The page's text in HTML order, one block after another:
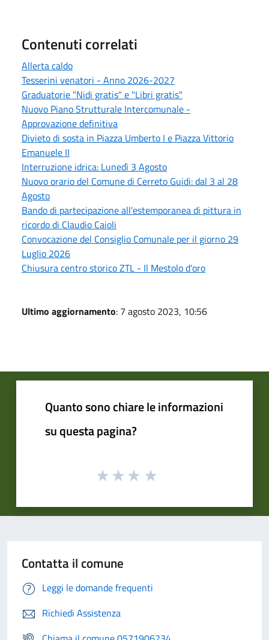
Contenuti correlati
Allerta caldo
Tesserini venatori - Anno 2026-2027
Graduatorie "Nidi gratis" e "Libri gratis"
Nuovo Piano Strutturale Intercomunale -
Approvazione definitiva
Divieto di sosta in Piazza Umberto I e Piazza Vittorio
Emanuele II
Interruzione idrica: Lunedì 3 Agosto
Nuovo orario del Comune di Cerreto Guidi: dal 3 al 28
Agosto
Bando di partecipazione all'estemporanea di pittura in
ricordo di Claudio Caioli
Convocazione del Consiglio Comunale per il giorno 29
Luglio 2026
Chiusura centro storico ZTL - Il Mestolo d'oro
Ultimo aggiornamento: 7 agosto 2023, 10:56
Quanto sono chiare le informazioni
su questa pagina?
Contatta il comune
Leggi le domande frequenti
Richiedi Assistenza